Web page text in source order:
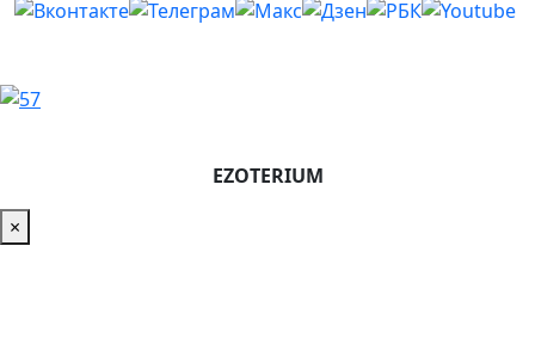
EZOTERIUM
×